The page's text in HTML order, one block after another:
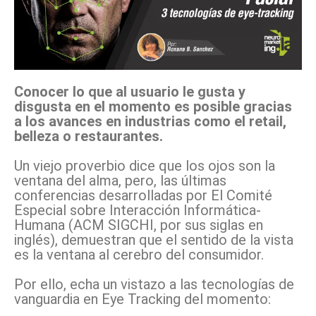
Conocer lo que al usuario le gusta y
disgusta en el momento es posible gracias
a los avances en industrias como el retail,
belleza o restaurantes.
Un viejo proverbio dice que los ojos son la
ventana del alma, pero, las últimas
conferencias desarrolladas por El Comité
Especial sobre Interacción Informática-
Humana (ACM SIGCHI, por sus siglas en
inglés), demuestran que el sentido de la vista
es la ventana al cerebro del consumidor.
Por ello, echa un vistazo a las tecnologías de
vanguardia en Eye Tracking del momento: